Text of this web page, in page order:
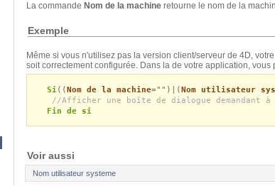
La commande Nom de la machine retourne le nom de la
Exemple
Même si vous n'utilisez pas la version client/serveur de 4D,
soit correctement configurée. Dans la de votre application, vous
Si ((Nom de la machine="")|(Nom utilisateur
//Afficher une boîte de dialogue demandant
Fin de si
Voir aussi
Nom utilisateur systeme